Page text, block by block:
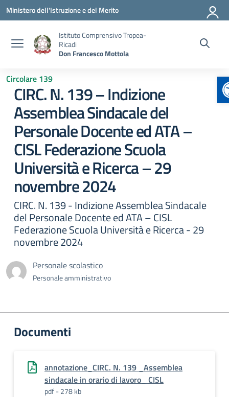
Vai ai contenuti
Vai al menu di navigazione
Vai al footer
Ministero dell'Istruzione e del Merito
Istituto Comprensivo Tropea-
Ricadi
Don Francesco Mottola
Circolare 139
CIRC. N. 139 – Indizione
Assemblea Sindacale del
Personale Docente ed ATA –
CISL Federazione Scuola
Università e Ricerca – 29
novembre 2024
CIRC. N. 139 - Indizione Assemblea Sindacale
del Personale Docente ed ATA – CISL
Federazione Scuola Università e Ricerca - 29
novembre 2024
Personale scolastico
Personale amministrativo
Documenti
annotazione_CIRC. N. 139 _Assemblea
sindacale in orario di lavoro_ CISL
pdf - 278 kb